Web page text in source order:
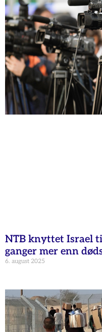
NTB knyttet Israel
ganger mer enn
6. august 2025